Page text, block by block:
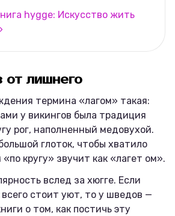
hygge: Искусство жить
от лишнего
термина «лагом» такая:
у викингов была традиция
рог, наполненный медовухой.
глоток, чтобы хватило
кругу» звучит как «лагет ом».
вслед за хюгге. Если
всего стоит уют, то у шведов —
о том, как постичь эту